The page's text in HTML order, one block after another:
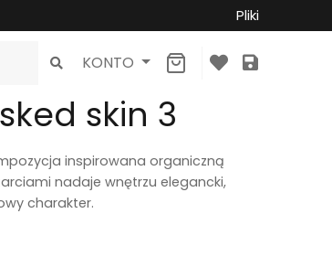
Pliki
KONTO
skin 3
inspirowana organiczną
nadaje wnętrzu elegancki,
charakter.
×